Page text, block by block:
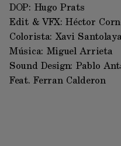
DOP: Hugo Prats
Edit & VFX: Héctor
Colorista: Xavi
Música: Miguel Arrieta
Sound Design: Pablo
Feat. Ferran Calderon